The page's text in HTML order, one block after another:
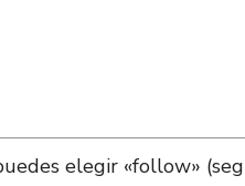
elegir «follow»